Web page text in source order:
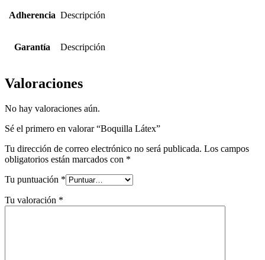
Adherencia Descripción
Garantía Descripción
Valoraciones
No hay valoraciones aún.
Sé el primero en valorar “Boquilla Látex”
Tu dirección de correo electrónico no será publicada. Los campos
obligatorios están marcados con *
Tu puntuación *
Tu valoración *